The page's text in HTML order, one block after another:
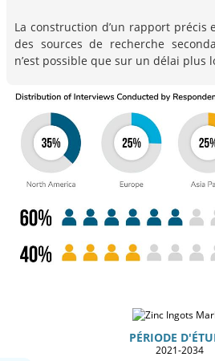
La construction d’un rapport précis
des sources de recherche
n’est possible que sur un délai plus
PÉRIODE
2021-2034